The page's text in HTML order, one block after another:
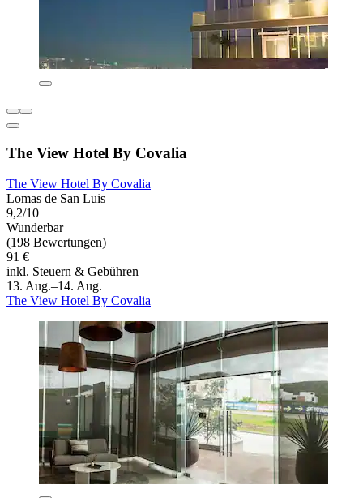
The View Hotel By Covalia
The View Hotel By Covalia
Lomas de San Luis
9,2/10
Wunderbar
(198 Bewertungen)
91 €
inkl. Steuern & Gebühren
13. Aug.–14. Aug.
The View Hotel By Covalia